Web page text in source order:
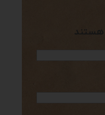
هستند